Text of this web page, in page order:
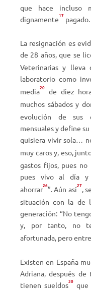
que hace incluso
dignamente17 pagado.
La resignación es
de 28 años, que se
Veterinarias y lleva
laboratorio como
media20 de diez
muchos sábados y
evolución de sus
mensuales y define
quisiera vivir sola…
muy caros y, eso,
gastos fijos, pues
pues vivo al día y
ahorrar26”. Aún así27,
situación con la de
generación: “No
y, por tanto, no
afortunada, pero
Existen en España
Adriana, después
tienen sueldos30 que